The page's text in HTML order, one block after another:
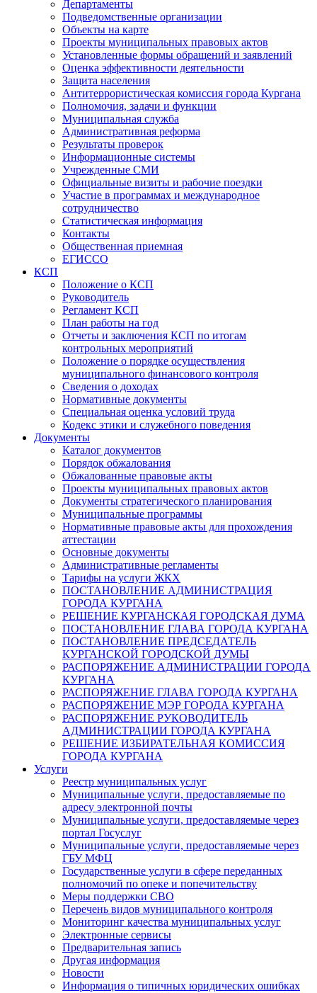
Департаменты
Подведомственные организации
Объекты на карте
Проекты муниципальных правовых актов
Установленные формы обращений и заявлений
Оценка эффективности деятельности
Защита населения
Антитеррористическая комиссия города Кургана
Полномочия, задачи и функции
Муниципальная служба
Административная реформа
Результаты проверок
Информационные системы
Учрежденные СМИ
Официальные визиты и рабочие поездки
Участие в программах и международное
сотрудничество
Статистическая информация
Контакты
Общественная приемная
ЕГИССО
КСП
Положение о КСП
Руководитель
Регламент КСП
План работы на год
Отчеты и заключения КСП по итогам
контрольных мероприятий
Положение о порядке осуществления
муниципального финансового контроля
Сведения о доходах
Нормативные документы
Специальная оценка условий труда
Кодекс этики и служебного поведения
Документы
Каталог документов
Порядок обжалования
Обжалованные правовые акты
Проекты муниципальных правовых актов
Документы стратегического планирования
Муниципальные программы
Нормативные правовые акты для прохождения
аттестации
Основные документы
Административные регламенты
Тарифы на услуги ЖКХ
ПОСТАНОВЛЕНИЕ АДМИНИСТРАЦИЯ
ГОРОДА КУРГАНА
РЕШЕНИЕ КУРГАНСКАЯ ГОРОДСКАЯ ДУМА
ПОСТАНОВЛЕНИЕ ГЛАВА ГОРОДА КУРГАНА
ПОСТАНОВЛЕНИЕ ПРЕДСЕДАТЕЛЬ
КУРГАНСКОЙ ГОРОДСКОЙ ДУМЫ
РАСПОРЯЖЕНИЕ АДМИНИСТРАЦИИ ГОРОДА
КУРГАНА
РАСПОРЯЖЕНИЕ ГЛАВА ГОРОДА КУРГАНА
РАСПОРЯЖЕНИЕ МЭР ГОРОДА КУРГАНА
РАСПОРЯЖЕНИЕ РУКОВОДИТЕЛЬ
АДМИНИСТРАЦИИ ГОРОДА КУРГАНА
РЕШЕНИЕ ИЗБИРАТЕЛЬНАЯ КОМИССИЯ
ГОРОДА КУРГАНА
Услуги
Реестр муниципальных услуг
Муниципальные услуги, предоставляемые по
адресу электронной почты
Муниципальные услуги, предоставляемые через
портал Госуслуг
Муниципальные услуги, предоставляемые через
ГБУ МФЦ
Государственные услуги в сфере переданных
полномочий по опеке и попечительству
Меры поддержки СВО
Перечень видов муниципального контроля
Мониторинг качества муниципальных услуг
Электронные сервисы
Предварительная запись
Другая информация
Новости
Информация о типичных юридических ошибках